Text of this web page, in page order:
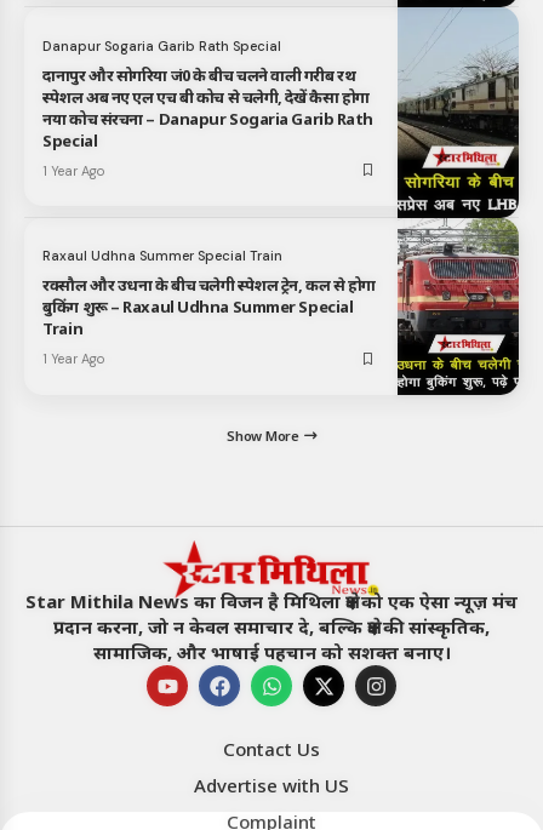
Danapur Sogaria Garib Rath Special
दानापुर और सोगरिया जं0 के बीच चलने वाली गरीब रथ
स्पेशल अब नए एल एच बी कोच से चलेगी, देखें कैसा होगा
नया कोच संरचना – Danapur Sogaria Garib Rath
Special
1 Year Ago
Raxaul Udhna Summer Special Train
रक्सौल और उधना के बीच चलेगी स्पेशल ट्रेन, कल से होगा
बुकिंग शुरू – Raxaul Udhna Summer Special
Train
1 Year Ago
Show More
Star Mithila News का विजन है मिथिला क्षेत्र को एक ऐसा न्यूज़ मंच
प्रदान करना, जो न केवल समाचार दे, बल्कि क्षेत्र की सांस्कृतिक,
सामाजिक, और भाषाई पहचान को सशक्त बनाए।
Contact Us
Advertise with US
Complaint
Star Mithila News